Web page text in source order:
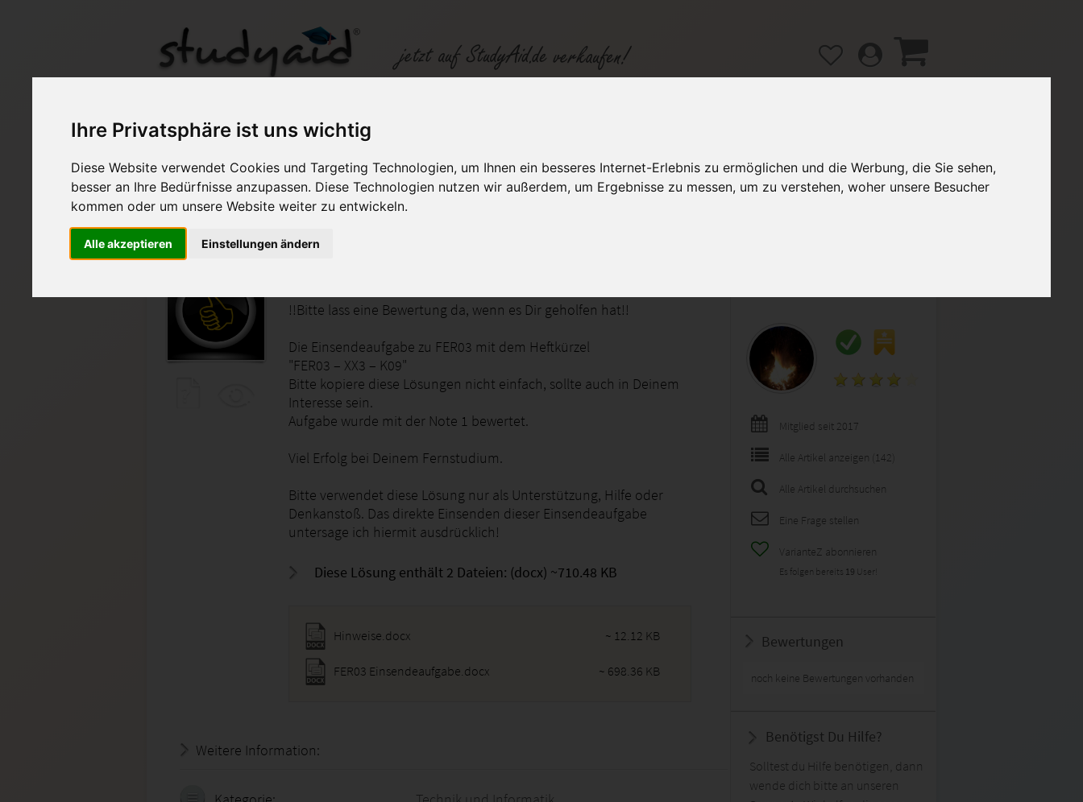
Ihre Privatsphäre ist uns wichtig
Diese Website verwendet Cookies und Targeting Technologien, um Ihnen ein besseres Internet-Erlebnis zu ermöglichen und die Werbung, die Sie sehen,
besser an Ihre Bedürfnisse anzupassen. Diese Technologien nutzen wir außerdem, um Ergebnisse zu messen, um zu verstehen, woher unsere Besucher
kommen oder um unsere Website weiter zu entwickeln.
Alle akzeptieren Einstellungen ändern
FER03 - ILS / HAF / SGD
Auf StudyAid.de verkaufen Kategorien Studiengänge / Lehrgänge Hilfe / FAQ
!!Bitte lass eine Bewertung da, wenn es Dir geholfen hat!!
Die Einsendeaufgabe zu FER03 mit dem Heftkürzel
"FER03 – XX3 – K09"
Bitte kopiere diese Lösungen nicht einfach, sollte auch in Deinem
Interesse sein.
Aufgabe wurde mit der Note 1 bewertet.
Viel Erfolg bei Deinem Fernstudium.
Bitte verwendet diese Lösung nur als Unterstützung, Hilfe oder
Denkanstoß. Das direkte Einsenden dieser Einsendeaufgabe
untersage ich hiermit ausdrücklich!
Diese Lösung enthält 2 Dateien: (docx) ~710.48 KB
Hinweise.docx ~ 12.12 KB
FER03 Einsendeaufgabe.docx ~ 698.36 KB
Weitere Information:
Mitglied seit 2017
Alle Artikel anzeigen (142)
Alle Artikel durchsuchen
Eine Frage stellen
VarianteZ abonnieren
Es folgen bereits 19 User!
Bewertungen
noch keine Bewertungen vorhanden
Benötigst Du Hilfe?
Solltest du Hilfe benötigen, dann
wende dich bitte an unseren